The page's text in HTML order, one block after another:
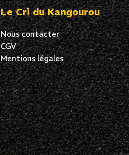
Le Cri du Kangourou
Nous contacter
CGV
Mentions légales